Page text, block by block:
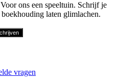
ons een speeltuin. Schrijf je
laten glimlachen.
vragen